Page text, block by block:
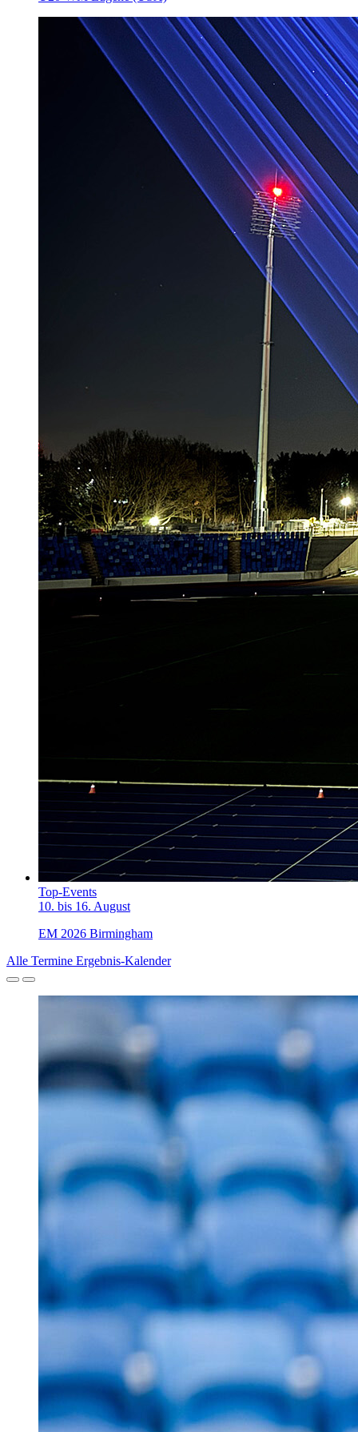
Top-Events
10. bis 16. August
EM 2026 Birmingham
Alle Termine Ergebnis-Kalender